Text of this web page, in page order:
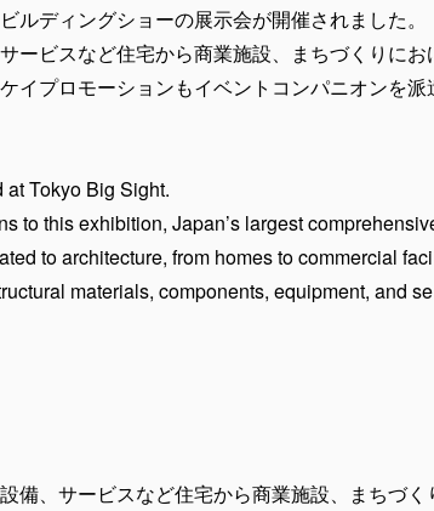
ディングショーの展示会が開催されました。
ービスなど住宅から商業施設、まちづくりに
イプロモーションもイベントコンパニオンを
Tokyo Big Sight.
to this exhibition, Japan’s largest
to architecture, from homes to commercial
materials, components, equipment, and
備、サービスなど住宅から商業施設、まちづ